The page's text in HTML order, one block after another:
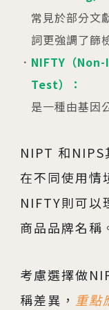
常見於部分文
詞更強調了篩
NIFTY（
Test）：
是一種由基因
NIPT 和NIPS
在不同使用情
NIFTY則可以
商品品牌名稱
考慮選擇做
稱差異， 重點